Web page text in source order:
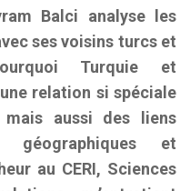
Balci analyse les
ses voisins turcs et
Turquie et
relation si spéciale
aussi des liens
géographiques et
au CERI, Sciences